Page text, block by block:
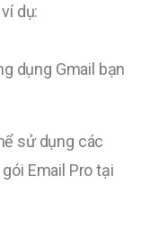
dụ:
dụng Gmail bạn
sử dụng các
Email Pro tại